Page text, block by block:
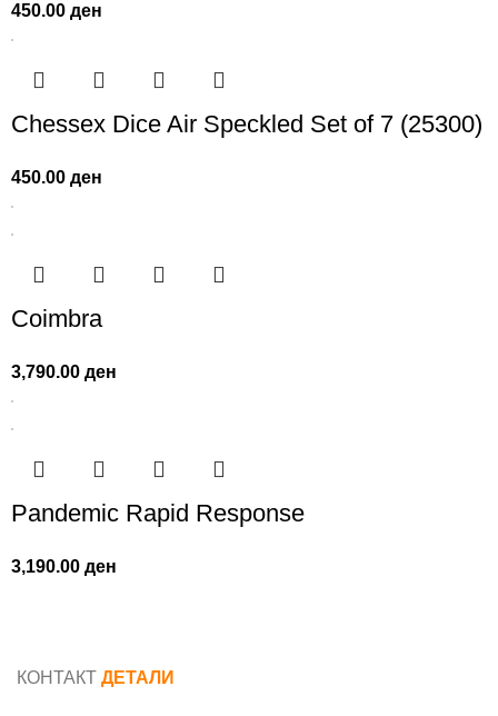
450.00ден
Chessex Dice Air Speckled Set of 7 (25300)
450.00ден
Coimbra
3,790.00ден
Pandemic Rapid Response
3,190.00ден
КОНТАКТ ДЕТАЛИ